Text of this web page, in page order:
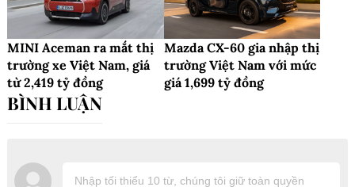
MINI Aceman ra mắt thị
trường xe Việt Nam, giá
từ 2,419 tỷ đồng
Mazda CX-60 gia nhập thị
trường Việt Nam với mức
giá 1,699 tỷ đồng